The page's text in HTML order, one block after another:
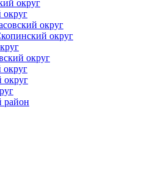
округ
округ
округ
округ
округ
округ
округ
район